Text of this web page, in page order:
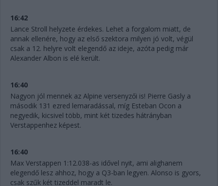
16:42
Lance Stroll helyzete érdekes. Lehet a forgalom miatt, de
annak ellenére, hogy az első szektora milyen jó volt, végül
csak a 12. helyre volt elegendő az ideje, azóta pedig már
Alexander Albon is elé került.
16:40
Nagyon jól mennek az Alpine versenyzői is! Pierre Gasly a
második 131 ezred lemaradással, míg Esteban Ocon a
negyedik, kicsivel több, mint két tizedes hátrányban
Verstappenhez képest.
16:40
Max Verstappen 1:12.038-as idővel nyit, ami alighanem
elegendő lesz ahhoz, hogy a Q3-ban legyen. Alonso is gyors,
csak szűk két tizeddel maradt le.